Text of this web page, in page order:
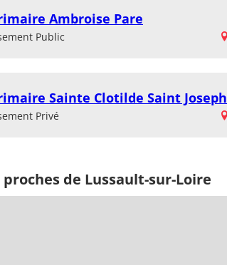
Ambroise Pare
Public
Sainte Clotilde Saint Joseph
Privé
proches de Lussault-sur-Loire